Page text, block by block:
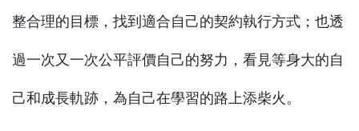
整合理的目標，找到適合自己的契約執行方式；也透
過一次又一次公平評價自己的努力，看見等身大的自
己和成長軌跡，為自己在學習的路上添柴火。